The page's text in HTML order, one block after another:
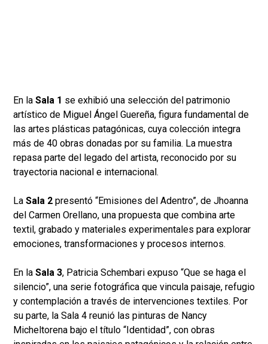
En la Sala 1 se exhibió una selección del patrimonio
artístico de Miguel Ángel Guereña, figura fundamental de
las artes plásticas patagónicas, cuya colección integra
más de 40 obras donadas por su familia. La muestra
repasa parte del legado del artista, reconocido por su
trayectoria nacional e internacional.
La Sala 2 presentó “Emisiones del Adentro”, de Jhoanna
del Carmen Orellano, una propuesta que combina arte
textil, grabado y materiales experimentales para explorar
emociones, transformaciones y procesos internos.
En la Sala 3, Patricia Schembari expuso “Que se haga el
silencio”, una serie fotográfica que vincula paisaje, refugio
y contemplación a través de intervenciones textiles. Por
su parte, la Sala 4 reunió las pinturas de Nancy
Micheltorena bajo el título “Identidad”, con obras